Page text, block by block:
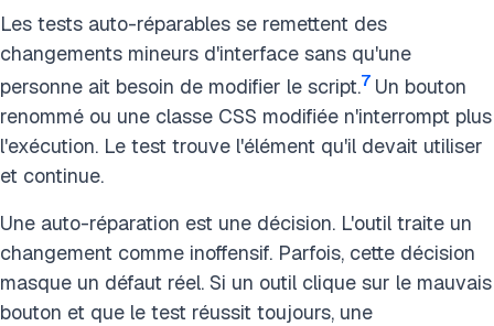
Les tests auto-réparables se remettent des
changements mineurs d'interface sans qu'une
personne ait besoin de modifier le script.7 Un bouton
renommé ou une classe CSS modifiée n'interrompt plus
l'exécution. Le test trouve l'élément qu'il devait utiliser
et continue.
Une auto-réparation est une décision. L'outil traite un
changement comme inoffensif. Parfois, cette décision
masque un défaut réel. Si un outil clique sur le mauvais
bouton et que le test réussit toujours, une